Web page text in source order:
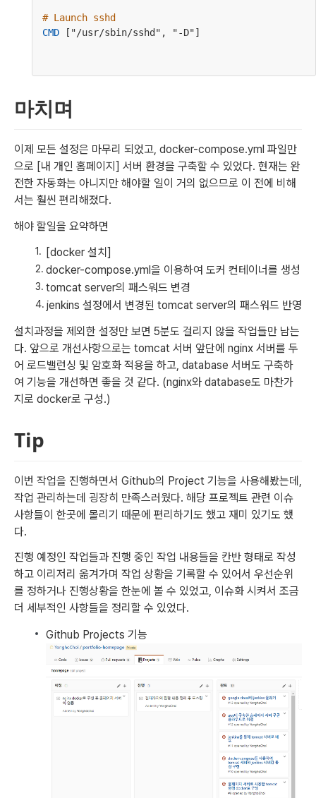
# Launch sshd
CMD ["/usr/sbin/sshd", "-D"]
마치며
이제 모든 설정은 마무리 되었고, docker-compose.yml 파일만
으로 [내 개인 홈페이지] 서버 환경을 구축할 수 있었다. 현재는 완
전한 자동화는 아니지만 해야할 일이 거의 없으므로 이 전에 비해
서는 훨씬 편리해졌다.
해야 할일을 요약하면
[docker 설치]
docker-compose.yml을 이용하여 도커 컨테이너를 생성
tomcat server의 패스워드 변경
jenkins 설정에서 변경된 tomcat server의 패스워드 반영
설치과정을 제외한 설정만 보면 5분도 걸리지 않을 작업들만 남는
다. 앞으로 개선사항으로는 tomcat 서버 앞단에 nginx 서버를 두
어 로드밸런싱 및 암호화 적용을 하고, database 서버도 구축하
여 기능을 개선하면 좋을 것 같다. (nginx와 database도 마찬가
지로 docker로 구성.)
Tip
이번 작업을 진행하면서 Github의 Project 기능을 사용해봤는데,
작업 관리하는데 굉장히 만족스러웠다. 해당 프로젝트 관련 이슈
사항들이 한곳에 몰리기 때문에 편리하기도 했고 재미 있기도 했
다.
진행 예정인 작업들과 진행 중인 작업 내용들을 칸반 형태로 작성
하고 이리저리 옮겨가며 작업 상황을 기록할 수 있어서 우선순위
를 정하거나 진행상황을 한눈에 볼 수 있었고, 이슈화 시켜서 조금
더 세부적인 사항들을 정리할 수 있었다.
Github Projects 기능